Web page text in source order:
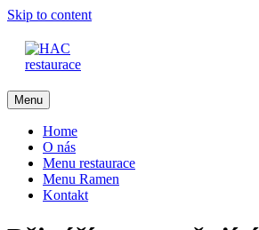
Skip to content
Menu
Home
O nás
Menu restaurace
Menu Ramen
Kontakt